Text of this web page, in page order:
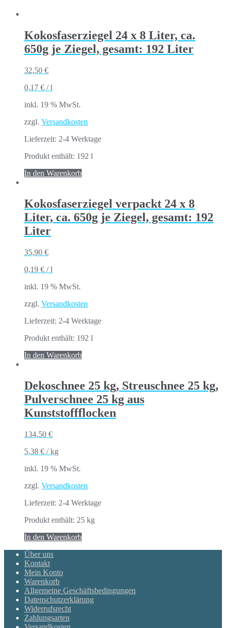
Kokosfaserziegel 24 x 8 Liter, ca.
650g je Ziegel, gesamt: 192 Liter
32,50 €
0,17 € /l
inkl. 19 % MwSt.
zzgl. Versandkosten
Lieferzeit: 2-4 Werktage
Produkt enthält: 192 l
In den Warenkorb
Kokosfaserziegel verpackt 24 x 8
Liter, ca. 650g je Ziegel, gesamt: 192
Liter
35,90 €
0,19 € /l
inkl. 19 % MwSt.
zzgl. Versandkosten
Lieferzeit: 2-4 Werktage
Produkt enthält: 192 l
In den Warenkorb
Dekoschnee 25 kg, Streuschnee 25 kg,
Pulverschnee 25 kg aus
Kunststoffflocken
134,50 €
5,38 € /kg
inkl. 19 % MwSt.
zzgl. Versandkosten
Lieferzeit: 2-4 Werktage
Produkt enthält: 25 kg
In den Warenkorb
Über uns
Kontakt
Mein Konto
Warenkorb
Allgemeine Geschäftsbedingungen
Datenschutzerklärung
Widerrufsrecht
Zahlungsarten